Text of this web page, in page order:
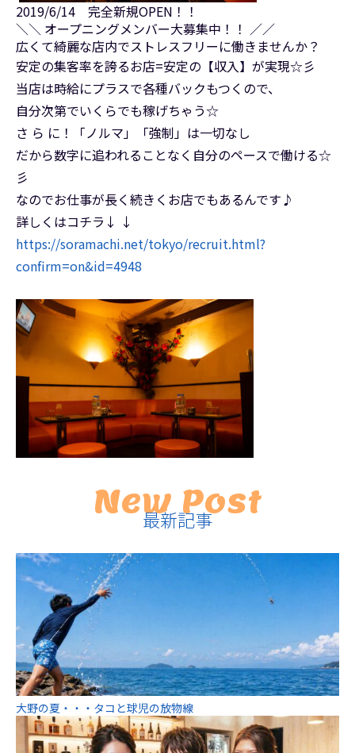
2019/6/14 完全新規OPEN！！
＼＼ オープニングメンバー大募集中！！ ／／
広くて綺麗な店内でストレスフリーに働きませんか？
安定の集客率を誇るお店=安定の【収入】が実現☆彡
当店は時給にプラスで各種バックもつくので、
自分次第でいくらでも稼げちゃう☆
さ ら に！「ノルマ」「強制」は一切なし
だから数字に追われることなく自分のペースで働ける☆
彡
なのでお仕事が長く続きくお店でもあるんです♪
詳しくはコチラ↓ ↓
https://soramachi.net/tokyo/recruit.html?
confirm=on&id=4948
New Post
最新記事
大野の夏・・・タコと球児の放物線